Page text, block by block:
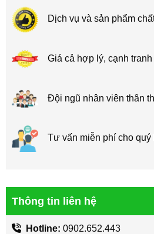
Dịch vụ và sản phẩm
Giá cả hợp lý, cạnh
Đội ngũ nhân viên thân
Tư vấn miễn phí cho quý
Thông tin liên hệ
Hotline: 0902.652.443